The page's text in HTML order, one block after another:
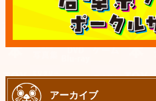
アーカイブ